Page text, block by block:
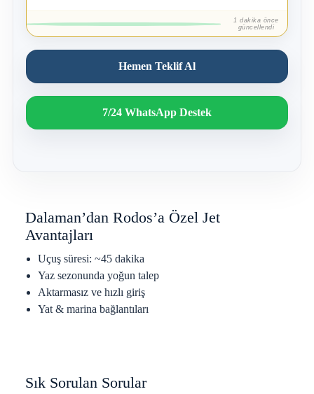
1 dakika önce
güncellendi
Hemen Teklif Al
7/24 WhatsApp Destek
Dalaman’dan Rodos’a Özel Jet
Avantajları
Uçuş süresi: ~45 dakika
Yaz sezonunda yoğun talep
Aktarmasız ve hızlı giriş
Yat & marina bağlantıları
Sık Sorulan Sorular